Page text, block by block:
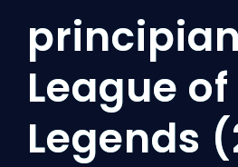
League of
Legends